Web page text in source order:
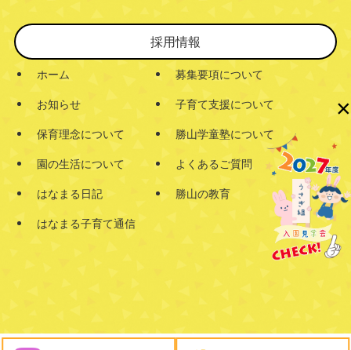
採用情報
ホーム
お知らせ
保育理念について
園の生活について
はなまる日記
はなまる子育て通信
募集要項について
子育て支援について
勝山学童塾について
よくあるご質問
勝山の教育
×